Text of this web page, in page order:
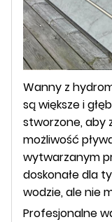
Wanny z
są większe i
stworzone, aby
możliwość
wytwarzanym
doskonałe dla
wodzie, ale nie
Profesjonalne